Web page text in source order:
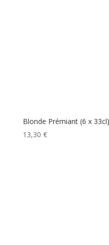
Blonde Prémiant (6 x
13,30 €